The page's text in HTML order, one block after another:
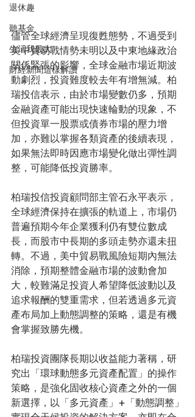
退休趣
聽基金
生活我最大
財經新聞這樣解讀
儘管全球經濟呈現復甦態勢，不過受到
美中貿易戰情勢未明以及中東地緣政治
關係緊張的影響，全球金融市場近期波
動劇烈，投資難度較去年有增無減。柏
瑞投信表示，由於市場變數仍多，預期
金融資產可能出現快速輪動的現象，不
但投資單一股票或債券市場的壓力增
加，亦難以掌握各類資產的後續表現，
如果無法即時因應市場變化做出彈性調
整，可能降低投資勝率。
柏瑞投信投資顧問部主管石永平表示，
全球經濟保持在擴張的軌道上，市場仍
普遍預期今年企業獲利仍有雙位數成
長，而股市中長期的多頭走勢亦還未扭
轉。不過，美中貿易戰風險短期內無法
消除，預期整體金融市場的波動會加
大，較難滿足投資人希望降低波動以及
追求報酬的雙重需求，但若透過多元資
產布局加上動態調整的策略，還是有機
會掌握致勝先機。
柏瑞投資團隊長期以收益能力著稱，研
究出「環球動態多元資產配置」的操作
策略，是強化固收核心資產之外的一個
新選擇，以「多元資產」+「動態調整」